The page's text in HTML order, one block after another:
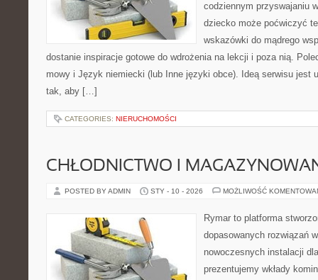
codziennym przyswajaniu
dziecko może poćwiczyć
wskazówki do mądrego
dostanie inspiracje gotowe do wdrożenia na lekcji i poza nią.
mowy i Język niemiecki (lub Inne języki obce). Ideą serwisu jest
tak, aby […]
CATEGORIES: NIERUCHOMOŚCI
CHŁODNICTWO I
POSTED BY ADMIN STY - 10 - 2026 MOŻLIWOŚĆ
Rymar to platforma
dopasowanych rozwiązań
nowoczesnych instalacji
prezentujemy wkłady